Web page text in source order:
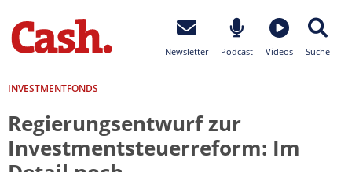
Newsletter Podcast Videos Suche
INVESTMENTFONDS
Regierungsentwurf zur
Investmentsteuerreform: Im